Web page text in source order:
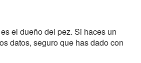
el dueño del pez. Si haces un
datos, seguro que has dado con